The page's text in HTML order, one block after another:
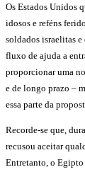
Os Estados Unidos
idosos e reféns
soldados israelitas
fluxo de ajuda a
proporcionar uma
e de longo prazo –
essa parte da
Recorde-se que,
recusou aceitar
Entretanto, o Egipto